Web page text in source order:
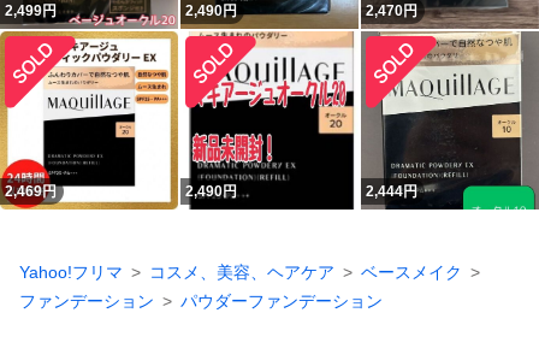
2,499円 2,490円 2,470円
2,469円 2,490円 2,444円
Yahoo!フリマ コスメ、美容、ヘアケア
ベースメイク
ファンデーション
パウダーファンデーション